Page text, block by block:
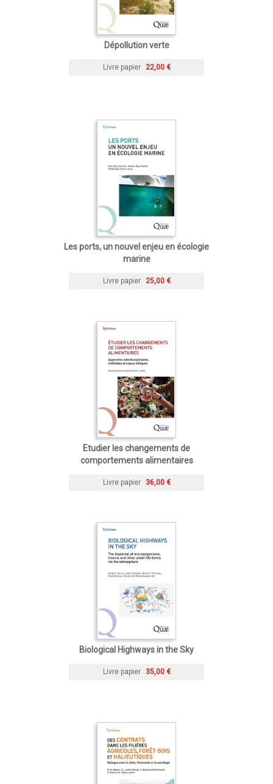
Dépollution verte
Livre papier 22,00 €
Les ports, un nouvel enjeu en écologie
marine
Livre papier 25,00 €
Etudier les changements de
comportements alimentaires
Livre papier 36,00 €
Biological Highways in the Sky
Livre papier 35,00 €